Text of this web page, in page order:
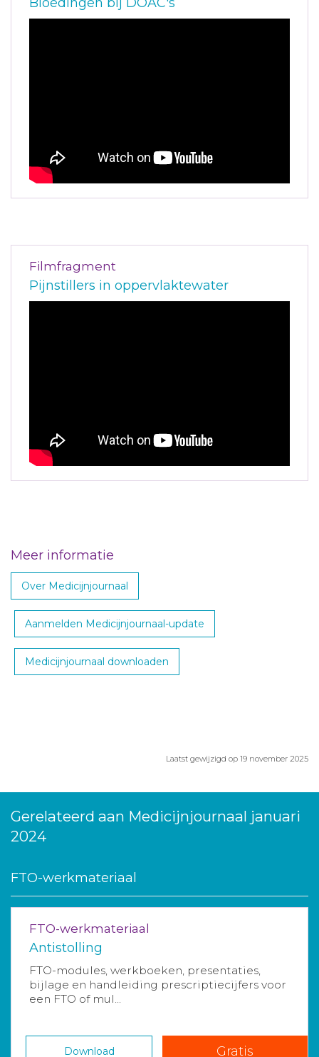
Filmfragment
Pijnstillers in oppervlaktewater
Meer informatie
Over Medicijnjournaal
Aanmelden Medicijnjournaal-update
Medicijnjournaal downloaden
Laatst gewijzigd op 19 november 2025
Gerelateerd aan Medicijnjournaal januari
2024
FTO-werkmateriaal
FTO-werkmateriaal
Antistolling
FTO-modules, werkboeken, presentaties,
bijlage en handleiding prescriptiecijfers voor
een FTO of mul...
Download Gratis